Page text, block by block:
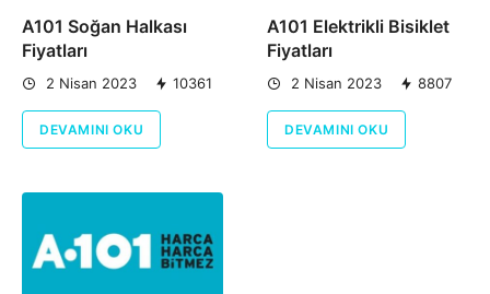
A101 Soğan Halkası
Fiyatları
2 Nisan 2023 10361
DEVAMINI OKU
A101 Elektrikli Bisiklet
Fiyatları
2 Nisan 2023 8807
DEVAMINI OKU